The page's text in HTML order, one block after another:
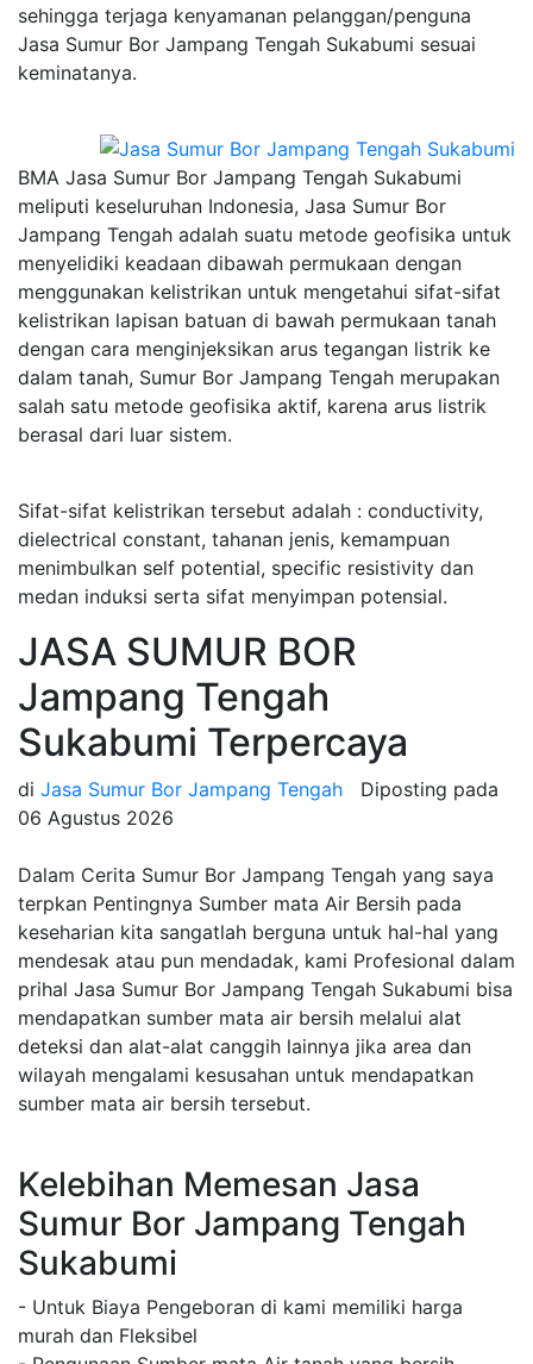
sehingga terjaga kenyamanan pelanggan/penguna
Jasa Sumur Bor Jampang Tengah Sukabumi sesuai
keminatanya.
BMA Jasa Sumur Bor Jampang Tengah Sukabumi
meliputi keseluruhan Indonesia, Jasa Sumur Bor
Jampang Tengah adalah suatu metode geofisika untuk
menyelidiki keadaan dibawah permukaan dengan
menggunakan kelistrikan untuk mengetahui sifat-sifat
kelistrikan lapisan batuan di bawah permukaan tanah
dengan cara menginjeksikan arus tegangan listrik ke
dalam tanah, Sumur Bor Jampang Tengah merupakan
salah satu metode geofisika aktif, karena arus listrik
berasal dari luar sistem.
Sifat-sifat kelistrikan tersebut adalah : conductivity,
dielectrical constant, tahanan jenis, kemampuan
menimbulkan self potential, specific resistivity dan
medan induksi serta sifat menyimpan potensial.
JASA SUMUR BOR
Jampang Tengah
Sukabumi Terpercaya
di Jasa Sumur Bor Jampang Tengah
Diposting pada
06 Agustus 2026
Dalam Cerita Sumur Bor Jampang Tengah yang saya
terpkan Pentingnya Sumber mata Air Bersih pada
keseharian kita sangatlah berguna untuk hal-hal yang
mendesak atau pun mendadak, kami Profesional dalam
prihal Jasa Sumur Bor Jampang Tengah Sukabumi bisa
mendapatkan sumber mata air bersih melalui alat
deteksi dan alat-alat canggih lainnya jika area dan
wilayah mengalami kesusahan untuk mendapatkan
sumber mata air bersih tersebut.
Kelebihan Memesan Jasa
Sumur Bor Jampang Tengah
Sukabumi
- Untuk Biaya Pengeboran di kami memiliki harga
murah dan Fleksibel